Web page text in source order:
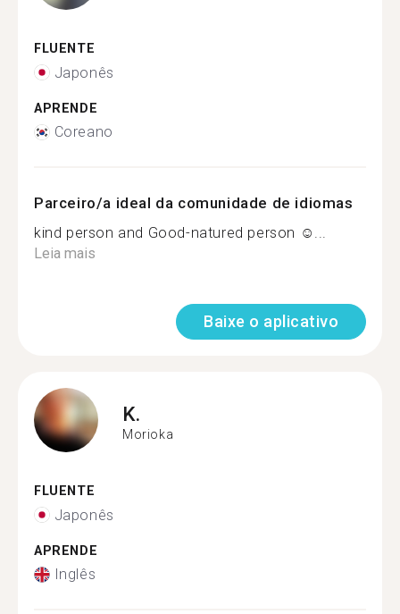
FLUENTE
Japonês
APRENDE
Coreano
Parceiro/a ideal da comunidade de idiomas
kind person and Good-natured person ☺...
Leia mais
Baixe o aplicativo
K.
Morioka
FLUENTE
Japonês
APRENDE
Inglês